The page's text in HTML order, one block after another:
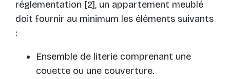
réglementation [2], un appartement meublé
doit fournir au minimum les éléments suivants
:
Ensemble de literie comprenant une
couette ou une couverture.